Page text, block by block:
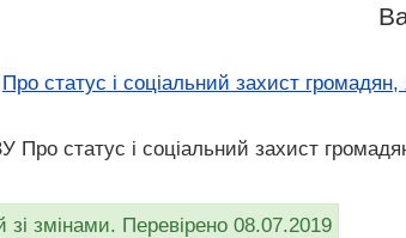
Про статус і соціальний захист
Про статус і соціальний захист
зі змінами. Перевірено 08.07.2019